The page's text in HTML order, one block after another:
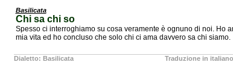
Basilicata
Chi sa chi so
Spesso ci interroghiamo su cosa veramente è ognuno di noi. Ho
mia vita ed ho concluso che solo chi ci ama davvero sa chi siamo.
Dialetto: Basilicata Traduzione in italiano